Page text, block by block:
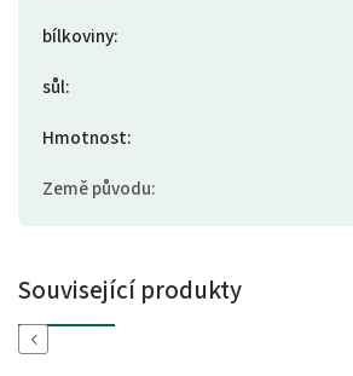
bílkoviny:
sůl:
Hmotnost:
Země původu:
Související produkty
Previous